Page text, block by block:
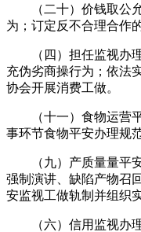
（二十）价钱取公允
为；订定反不合理合作
（四）担任监视办理
充伪劣商操行为；依法
协会开展消费工做。
（十一）食物运营平
事环节食物平安办理规
（九）产质量量平安
强制演讲、缺陷产物召
安监视工做轨制并组织
（六）信用监视办理